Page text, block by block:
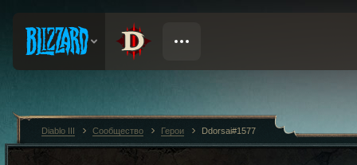
Diablo III Сообщество Герои Ddorsai#1577